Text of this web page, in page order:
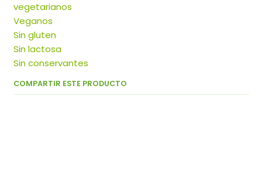
vegetarianos
Veganos
Sin gluten
Sin lactosa
Sin conservantes
COMPARTIR ESTE PRODUCTO